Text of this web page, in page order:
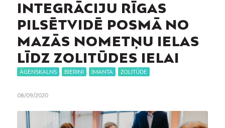
INTEGRĀCIJU RĪGAS
PILSĒTVIDĒ POSMĀ NO
MAZĀS NOMETŅU IELAS
LĪDZ ZOLITŪDES IELAI
ĀGENSKALNS BIERIŅI IMANTA ZOLITŪDE
08/09/2020